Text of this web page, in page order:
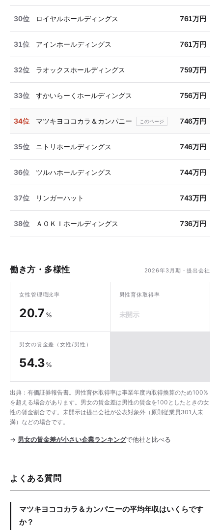
30位 ロイヤルホールディングス 761万円
31位 アインホールディングス 761万円
32位 ラオックスホールディングス 759万円
33位 すかいらーくホールディングス 756万円
34位 マツキヨココカラ＆カンパニー 746万円
35位 ニトリホールディングス 746万円
36位 ツルハホールディングス 744万円
37位 リンガーハット 743万円
38位 ＡＯＫＩホールディングス 736万円
働き方・多様性 2026年3月期・提出会社
女性管理職比率
20.7 %
男性育休取得率
未開示
男女の賃金差 （女性/男性）
54.3%
出典：有価証券報告書。男性育休取得率は事業年度内取得換算のため100%
を超える場合があります。男女の賃金差は男性の賃金を100としたときの女
性の賃金割合です。未開示は提出会社が公表対象外（原則従業員301人未
満）などの場合です。
→ 男女の賃金差が小さい企業ランキングで他社と比べる
よくある質問
マツキヨココカラ＆カンパニーの平均年収はいくらです
か？